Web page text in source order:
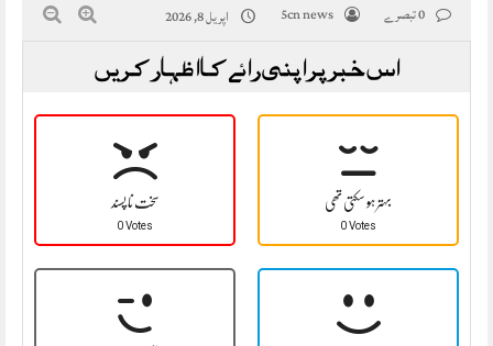
5cn news اپریل 8, 2026
اس خبر پر اپنی رائے کا اظہار کریں
سخت نا پسند
0 Votes
بہتر ہو سکتی تھی
0 Votes